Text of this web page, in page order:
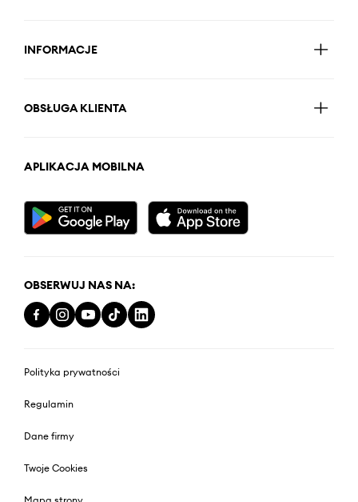
INFORMACJE
OBSŁUGA KLIENTA
APLIKACJA MOBILNA
OBSERWUJ NAS NA:
Polityka prywatności
Regulamin
Dane firmy
Twoje Cookies